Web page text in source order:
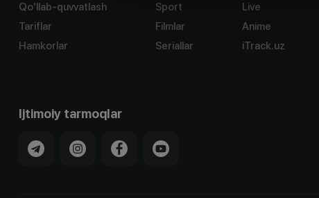
Qo'llab-quvvatlash
Tariflar
Hamkorlar
Sport
Filmlar
Seriallar
Live
Anime
iTrack.uz
Ijtimoiy tarmoqlar